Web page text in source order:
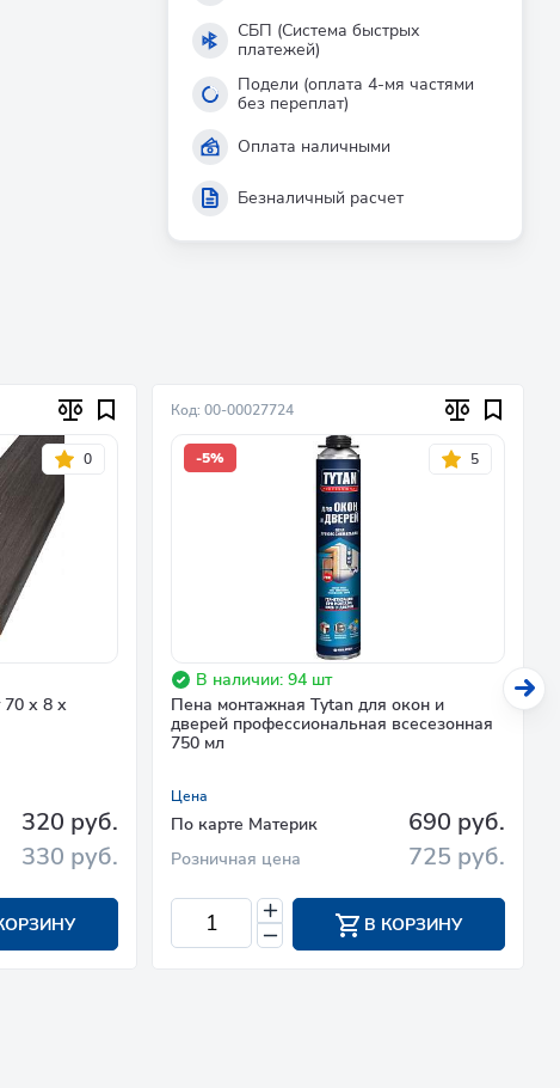
СБП (Система быстрых
платежей)
Подели (оплата 4-мя частями
без переплат)
Оплата наличными
Безналичный расчет
0
х 8 х
320 руб.
330 руб.
Код: 00-00027724
-5% 5
В наличии: 94 шт
Пена монтажная Tytan для окон и
дверей профессиональная всесезонная
750 мл
Цена
По карте Материк 690 руб.
Розничная цена 725 руб.
В КОРЗИНУ